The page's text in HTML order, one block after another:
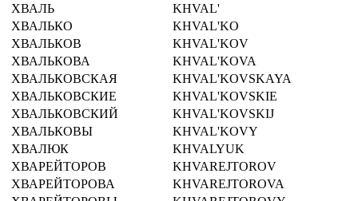
ХВАЛЬ
KHVAL'
ХВАЛЬКО
KHVAL'KO
ХВАЛЬКОВ
KHVAL'KOV
ХВАЛЬКОВА
KHVAL'KOVA
ХВАЛЬКОВСКАЯ
KHVAL'KOVSKAYA
ХВАЛЬКОВСКИЕ
KHVAL'KOVSKIE
ХВАЛЬКОВСКИЙ
KHVAL'KOVSKIJ
ХВАЛЬКОВЫ
KHVAL'KOVY
ХВАЛЮК
KHVALYUK
ХВАРЕЙТОРОВ
KHVAREJTOROV
ХВАРЕЙТОРОВА
KHVAREJTOROVA